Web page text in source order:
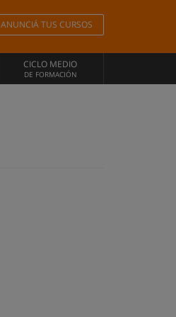
ANUNCIÁ TUS CURSOS
CICLO MEDIO
DE FORMACIÓN